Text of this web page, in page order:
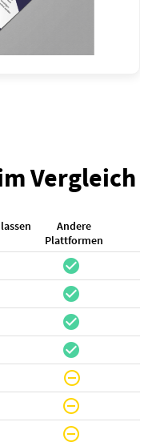
Vergleich
Andere
Plattformen
check_circle
check_circle
check_circle
check_circle
do_not_disturb_on
do_not_disturb_on
do_not_disturb_on